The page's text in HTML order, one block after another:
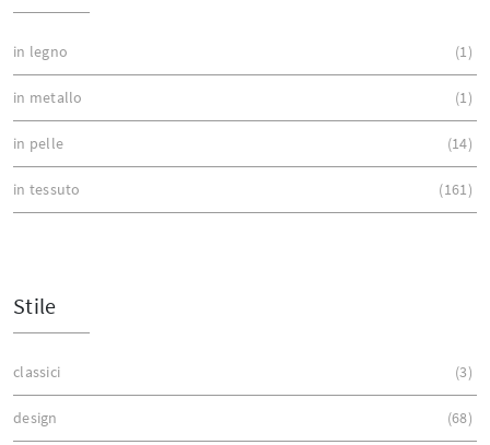
in legno 1
in metallo 1
in pelle 14
in tessuto 161
Stile
classici 3
design 68